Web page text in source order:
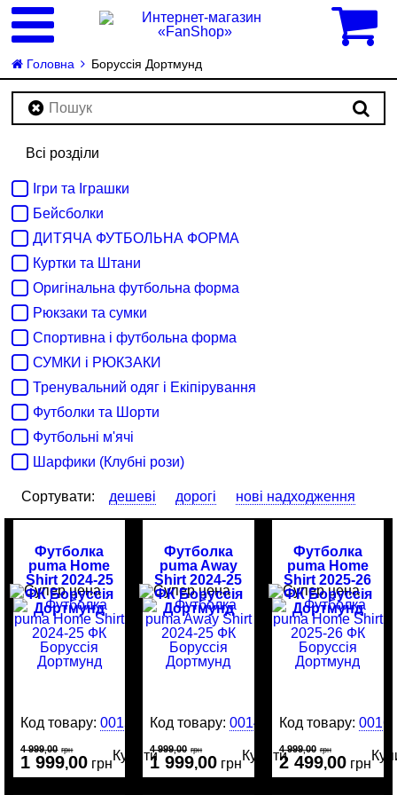
Головна Боруссія Дортмунд
Всі розділи
Ігри та Іграшки
Бейсболки
ДИТЯЧА ФУТБОЛЬНА ФОРМА
Куртки та Штани
Оригінальна футбольна форма
Рюкзаки та сумки
Спортивна і футбольна форма
СУМКИ і РЮКЗАКИ
Тренувальний одяг і Екіпірування
Футболки та Шорти
Футбольні м'ячі
Шарфики (Клубні рози)
Сортувати: дешеві дорогі нові надходження
Футболка
puma Home
Shirt 2024-25
ФК Боруссія
Дортмунд
Код товару:0015470
4 999,00 грн
1 999,00 грн
Купити
Футболка
puma Away
Shirt 2024-25
ФК Боруссія
Дортмунд
Код товару:0014693
4 999,00 грн
1 999,00 грн
Купити
Футболка
puma Home
Shirt 2025-26
ФК Боруссія
Дортмунд
Код товару:
4 999,00 грн
2 499,00 грн